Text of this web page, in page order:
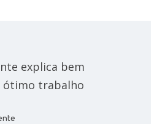
explica bem
ótimo trabalho